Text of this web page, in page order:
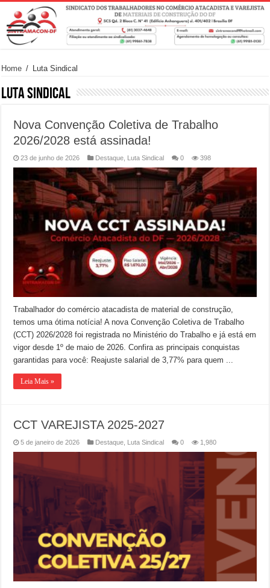
Home / Luta Sindical
Luta Sindical
Nova Convenção Coletiva de Trabalho
2026/2028 está assinada!
23 de junho de 2026 Destaque, Luta Sindical 0 398
Trabalhador do comércio atacadista de material de construção,
temos uma ótima notícia! A nova Convenção Coletiva de Trabalho
(CCT) 2026/2028 foi registrada no Ministério do Trabalho e já está em
vigor desde 1º de maio de 2026. Confira as principais conquistas
garantidas para você: Reajuste salarial de 3,77% para quem ...
Leia Mais »
CCT VAREJISTA 2025-2027
5 de janeiro de 2026 Destaque Luta Sindical 0 1,980